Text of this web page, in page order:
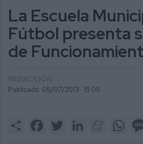
La Escuela
Fútbol presenta
de
Publicado: 05/07/2013 · 15:05
Share FacebookTwitter LinkedInMeneame